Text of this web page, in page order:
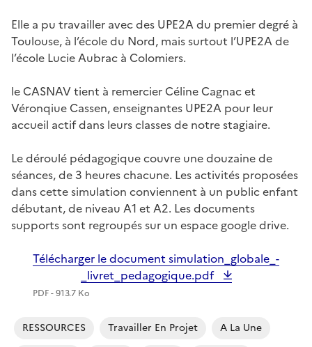
Elle a pu travailler avec des UPE2A du premier degré à
Toulouse, à l’école du Nord, mais surtout l’UPE2A de
l’école Lucie Aubrac à Colomiers.
le CASNAV tient à remercier Céline Cagnac et
Véronqiue Cassen, enseignantes UPE2A pour leur
accueil actif dans leurs classes de notre stagiaire.
Le déroulé pédagogique couvre une douzaine de
séances, de 3 heures chacune. Les activités proposées
dans cette simulation conviennent à un public enfant
débutant, de niveau A1 et A2. Les documents
supports sont regroupés sur un espace google drive.
Télécharger le document simulation_globale_-
_livret_pedagogique.pdf
PDF - 913.7 Ko
RESSOURCES Travailler En Projet
A La Une